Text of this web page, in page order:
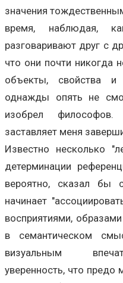
значения
время, наблюдая,
разговаривают друг с
что они почти никогда
объекты, свойства
однажды опять не
изобрел философов.
заставляет меня
Известно несколько
детерминации
вероятно, сказал бы
начинает
восприятиями,
в семантическом
визуальным
уверенность, что предо